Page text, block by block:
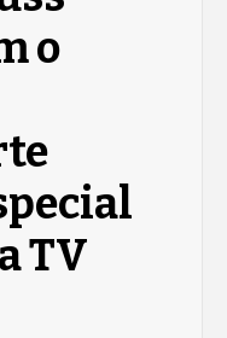
o
TV